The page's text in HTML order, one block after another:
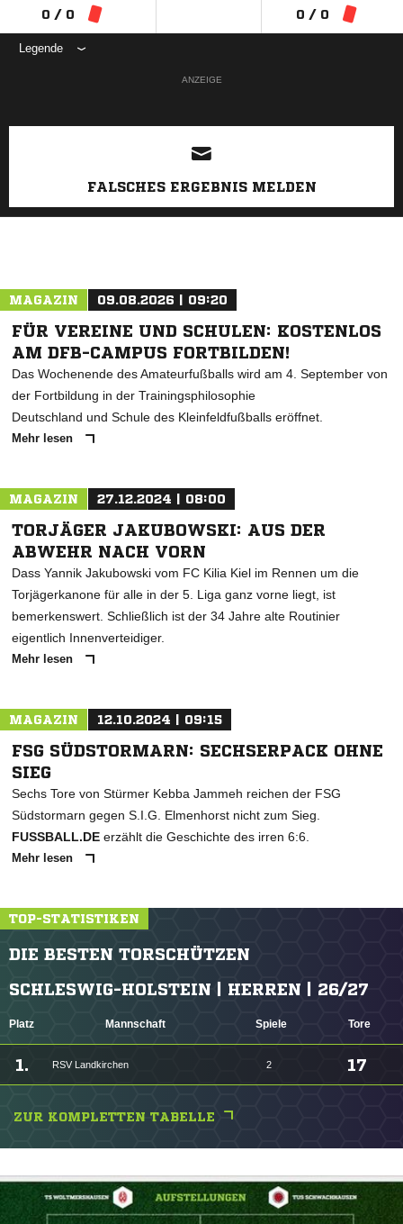
0 / 0 0 / 0
Legende
ANZEIGE
FALSCHES ERGEBNIS MELDEN
MAGAZIN 09.08.2026 | 09:20
FÜR VEREINE UND SCHULEN: KOSTENLOS
AM DFB-CAMPUS FORTBILDEN!
Das Wochenende des Amateurfußballs wird am 4. September von
der Fortbildung in der Trainingsphilosophie
Deutschland und Schule des Kleinfeldfußballs eröffnet.
Mehr lesen
MAGAZIN 27.12.2024 | 08:00
TORJÄGER JAKUBOWSKI: AUS DER
ABWEHR NACH VORN
Dass Yannik Jakubowski vom FC Kilia Kiel im Rennen um die
Torjägerkanone für alle in der 5. Liga ganz vorne liegt, ist
bemerkenswert. Schließlich ist der 34 Jahre alte Routinier
eigentlich Innenverteidiger.
Mehr lesen
MAGAZIN 12.10.2024 | 09:15
FSG SÜDSTORMARN: SECHSERPACK OHNE
SIEG
Sechs Tore von Stürmer Kebba Jammeh reichen der FSG
Südstormarn gegen S.I.G. Elmenhorst nicht zum Sieg.
FUSSBALL.DE erzählt die Geschichte des irren 6:6.
Mehr lesen
TOP-STATISTIKEN
DIE BESTEN TORSCHÜTZEN
SCHLESWIG-HOLSTEIN | HERREN | 26/27
Platz Mannschaft Spiele Tore
1. RSV Landkirchen 2 17
ZUR KOMPLETTEN TABELLE